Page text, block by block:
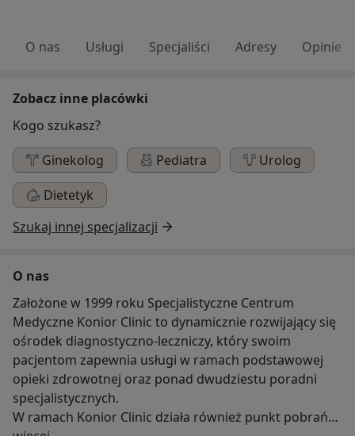
O nas Usługi Specjaliści Adresy Opinie
Zobacz inne placówki
Kogo szukasz?
Ginekolog
Pediatra
Urolog
Dietetyk
Szukaj innej specjalizacji
O nas
Założone w 1999 roku Specjalistyczne Centrum
Medyczne Konior Clinic to dynamicznie rozwijający się
ośrodek diagnostyczno-leczniczy, który swoim
pacjentom zapewnia usługi w ramach podstawowej
opieki zdrowotnej oraz ponad dwudziestu poradni
specjalistycznych.
W ramach Konior Clinic działa również punkt pobrań